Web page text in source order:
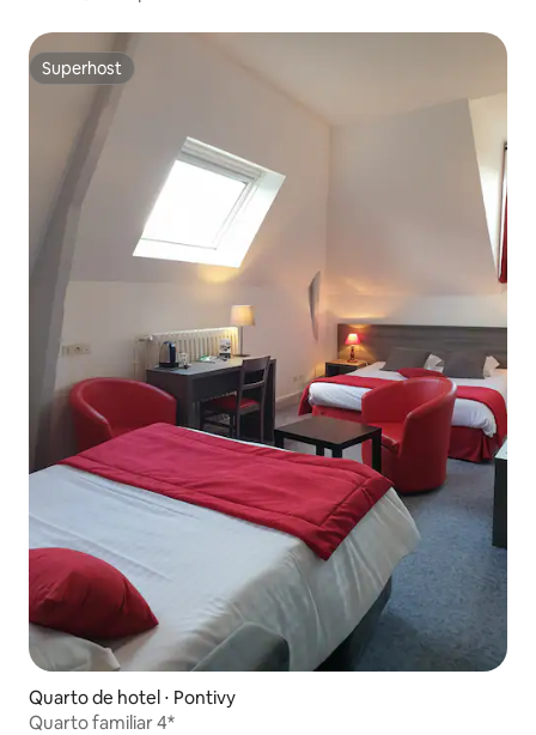
Superhost
Superhost
Quarto de hotel ⋅ Pontivy
Quarto familiar 4*